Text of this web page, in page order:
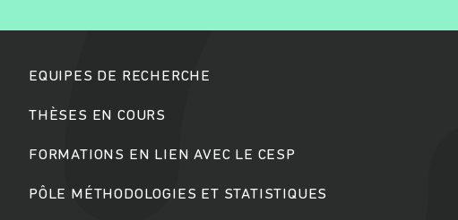
EQUIPES DE RECHERCHE
THÈSES EN COURS
FORMATIONS EN LIEN AVEC LE CESP
PÔLE MÉTHODOLOGIES ET STATISTIQUES